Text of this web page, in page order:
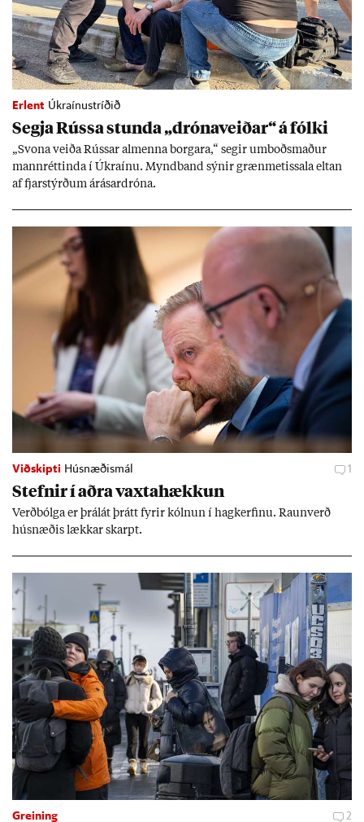
Erlent Úkraínustríðið
Segja Rússa stunda „dróna­veið­ar“ á fólki
„Svona veiða Rúss­ar al­menna borg­ara,“ seg­ir um­boðs­mað­ur
mann­rétt­inda í Úkraínu. Mynd­band sýn­ir græn­met­issala elt­an
af fjar­stýrð­um árás­ar­dróna.
Viðskipti Húsnæðismál 1
Stefn­ir í aðra vaxta­hækk­un
Verð­bólga er þrálát þrátt fyr­ir kóln­un í hag­kerf­inu. Raun­verð
hús­næð­is lækk­ar skarpt.
Greining 2